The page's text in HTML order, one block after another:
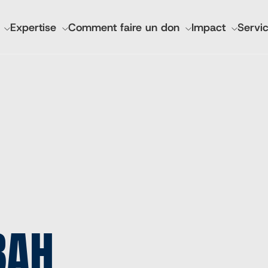
Expertise Comment faire un don Impact